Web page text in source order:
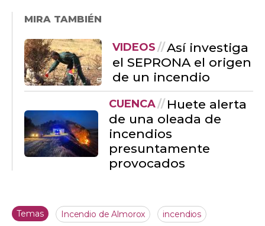
MIRA TAMBIÉN
VIDEOS
Así investiga
el SEPRONA el origen
de un incendio
CUENCA
Huete alerta
de una oleada de
incendios
presuntamente
provocados
Temas Incendio de Almorox incendios